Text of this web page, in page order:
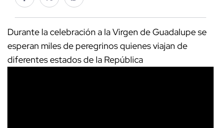
Durante la celebración a la Virgen de Guadalupe se
esperan miles de peregrinos quienes viajan de
diferentes estados de la República